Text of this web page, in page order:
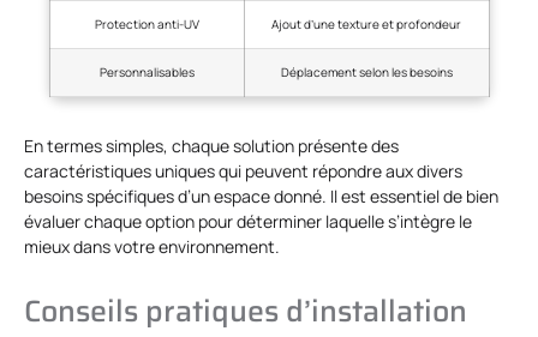
Protection anti-UV Ajout d’une texture et profondeur
Personnalisables Déplacement selon les besoins
En termes simples, chaque solution présente des
caractéristiques uniques qui peuvent répondre aux divers
besoins spécifiques d’un espace donné. Il est essentiel de bien
évaluer chaque option pour déterminer laquelle s’intègre le
mieux dans votre environnement.
Conseils pratiques d’installation